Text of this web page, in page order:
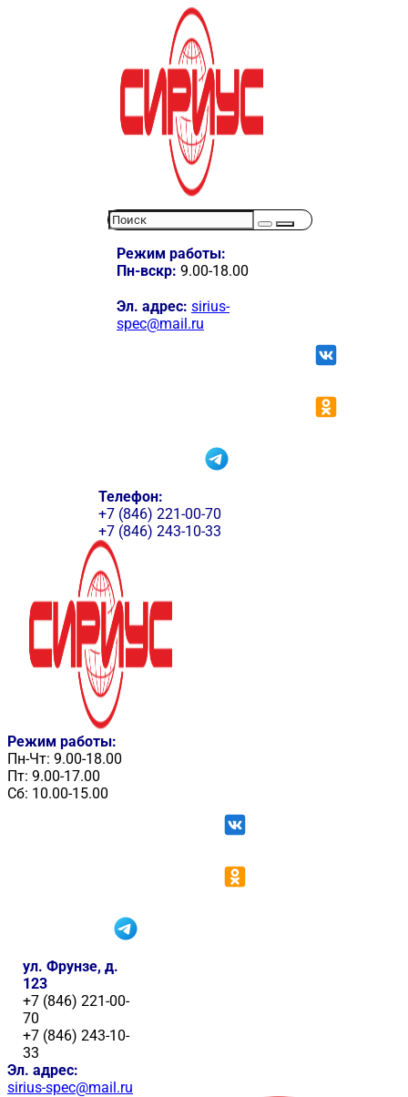
Режим работы:
Пн-вскр: 9.00-18.00
Эл. адрес: sirius-
spec@mail.ru
Телефон:
+7 (846) 221-00-70
+7 (846) 243-10-33
Режим работы:
Пн-Чт: 9.00-18.00
Пт: 9.00-17.00
Сб: 10.00-15.00
ул. Фрунзе, д.
123
+7 (846) 221-00-
70
+7 (846) 243-10-
33
Эл. адрес:
sirius-spec@mail.ru